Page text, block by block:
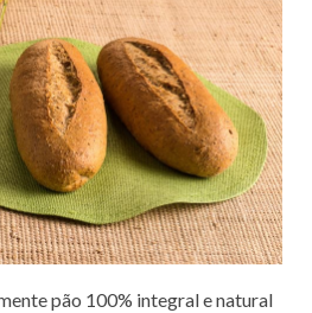
pão 100% integral e natural